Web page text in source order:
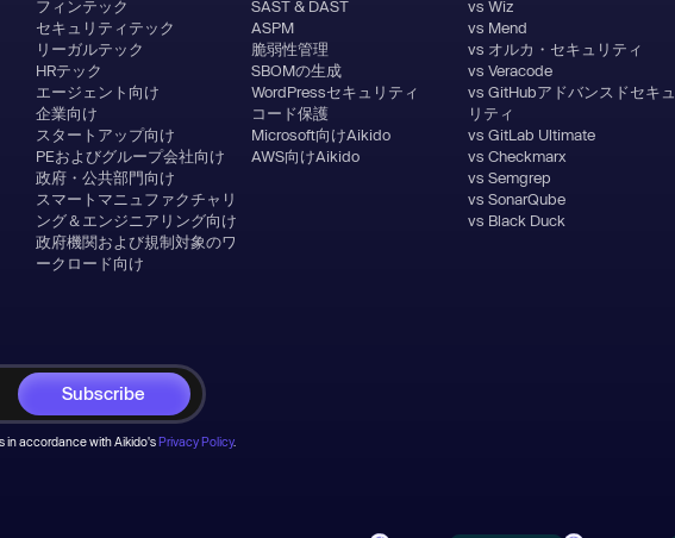
フィンテック
セキュリティテック
リーガルテック
HRテック
エージェント向け
企業向け
スタートアップ向け
PEおよびグループ会社向け
政府・公共部門向け
スマートマニュファクチャリ
ング＆エンジニアリング向け
政府機関および規制対象のワ
ークロード向け
SAST & DAST
ASPM
脆弱性管理
SBOMの生成
WordPressセキュリティ
コード保護
Microsoft向けAikido
AWS向けAikido
vs Wiz
vs Mend
vs オルカ・セキュリティ
vs Veracode
vs GitHubアドバンスドセキュ
リティ
vs GitLab Ultimate
vs Checkmarx
vs Semgrep
vs SonarQube
vs Black Duck
in accordance with Aikido'sPrivacy Policy.